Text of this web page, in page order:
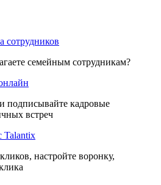
сотрудников
семейным сотрудникам?
подписывайте кадровые
встреч
Talantix
настройте воронку,